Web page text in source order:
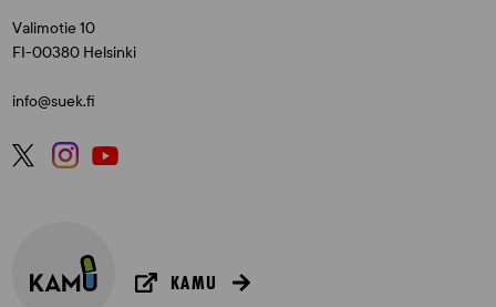
Valimotie 10
FI-00380 Helsinki
info@suek.fi
KAMU